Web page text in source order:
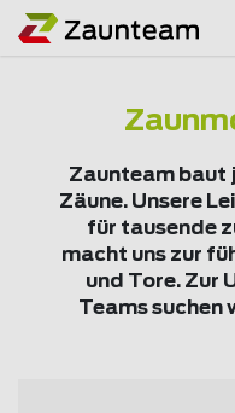
Zaunteam baut
Zäune. Unsere
für tausende
macht uns zur
und Tore. Zur
Teams suchen